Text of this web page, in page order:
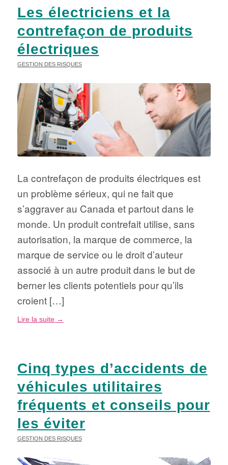
Les électriciens et la
contrefaçon de produits
électriques
GESTION DES RISQUES
La contrefaçon de produits électriques est
un problème sérieux, qui ne fait que
s’aggraver au Canada et partout dans le
monde. Un produit contrefait utilise, sans
autorisation, la marque de commerce, la
marque de service ou le droit d’auteur
associé à un autre produit dans le but de
berner les clients potentiels pour qu’ils
croient […]
Lire la suite→
Cinq types d’accidents de
véhicules utilitaires
fréquents et conseils pour
les éviter
GESTION DES RISQUES